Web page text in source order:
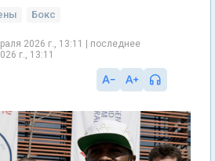
Бокс
2026 г., 13:11 | последнее
г., 13:11